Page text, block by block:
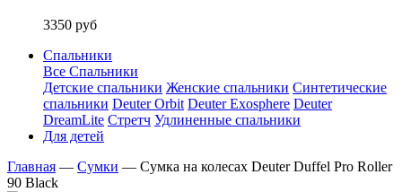
3350 руб
Спальники
Все Спальники
Детские спальники Женские спальники Синтетические
спальники Deuter Orbit Deuter Exosphere Deuter
DreamLite Стретч Удлиненные спальники
Для детей
Главная — Сумки — Сумка на колесах Deuter Duffel Pro Roller
90 Black